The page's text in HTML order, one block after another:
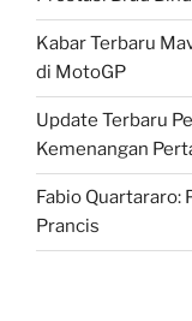
Kabar Terbaru
di MotoGP
Update Terbaru
Kemenangan
Fabio Quartararo:
Prancis